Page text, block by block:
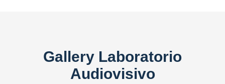
Gallery Laboratorio
Audiovisivo